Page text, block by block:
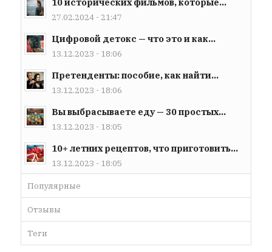
27.02.2024 - 21:47
Цифровой детокс — что это и как...
13.12.2023 - 18:06
Претенденты: пособие, как найти...
13.12.2023 - 18:06
Вы выбрасываете еду — 30 простых...
13.12.2023 - 18:05
10+ летних рецептов, что приготовить...
13.12.2023 - 18:05
Популярные
Отзывы
Теги